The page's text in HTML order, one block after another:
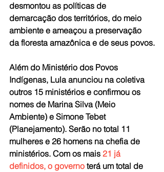
desmontou as políticas de
demarcação dos territórios, do meio
ambiente e ameaçou a preservação
da floresta amazônica e de seus povos.
Além do Ministério dos Povos
Indígenas, Lula anunciou na coletiva
outros 15 ministérios e confirmou os
nomes de Marina Silva (Meio
Ambiente) e Simone Tebet
(Planejamento). Serão no total 11
mulheres e 26 homens na chefia de
ministérios. Com os mais 21 já
definidos, o governo terá um total de